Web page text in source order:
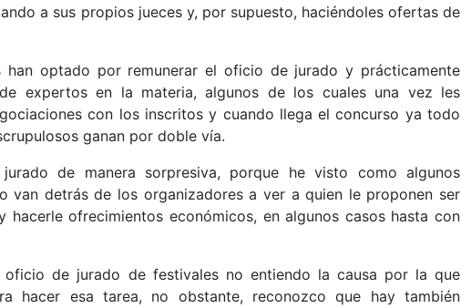
a sus propios jueces y, por supuesto, haciéndoles ofertas de
han optado por remunerar el oficio de jurado y prácticamente
expertos en la materia, algunos de los cuales una vez les
con los inscritos y cuando llega el concurso ya todo
ganan por doble vía.
de manera sorpresiva, porque he visto como algunos
van detrás de los organizadores a ver a quien le proponen ser
ofrecimientos económicos, en algunos casos hasta con
de jurado de festivales no entiendo la causa por la que
hacer esa tarea, no obstante, reconozco que hay también